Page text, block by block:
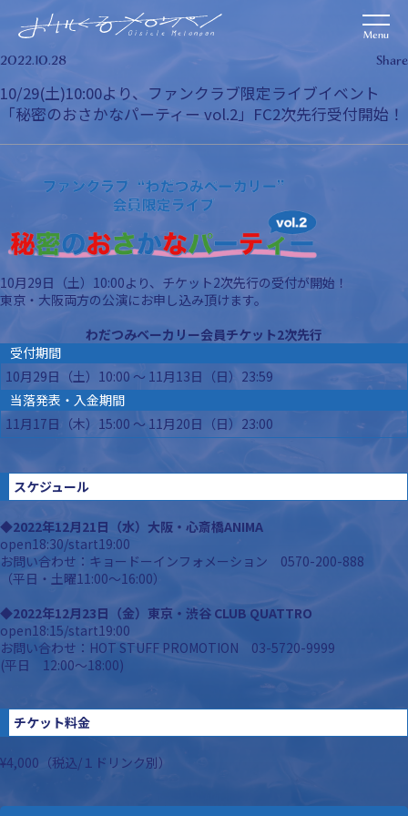
2022.10.28 Share
10/29(土)10:00より、ファンクラブ限定ライブイベント
「秘密のおさかなパーティー vol.2」FC2次先行受付開始！
10月29日（土）10:00より、チケット2次先行の受付が開始！
東京・大阪両方の公演にお申し込み頂けます。
わだつみベーカリー会員チケット2次先行
受付期間
10月29日（土）10:00 ～ 11月13日（日）23:59
当落発表・入金期間
11月17日（木）15:00 ～ 11月20日（日）23:00
スケジュール
◆2022年12月21日（水）大阪・心斎橋ANIMA
open18:30/start19:00
お問い合わせ：キョードーインフォメーション 0570-200-888
（平日・土曜11:00〜16:00）
◆2022年12月23日（金）東京・渋谷 CLUB QUATTRO
open18:15/start19:00
お問い合わせ：HOT STUFF PROMOTION 03-5720-9999
(平日 12:00〜18:00)
チケット料金
¥4,000（税込/１ドリンク別）